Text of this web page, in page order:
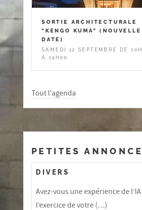
SORTIE ARCHITECTURALE
"KENGO KUMA" (NOUVELLE
DATE)
SAMEDI 12 SEPTEMBRE DE
À 14H00
Tout l'agenda
PETITES
DIVERS
Avez-vous une expérience de
l’exercice de votre (…)